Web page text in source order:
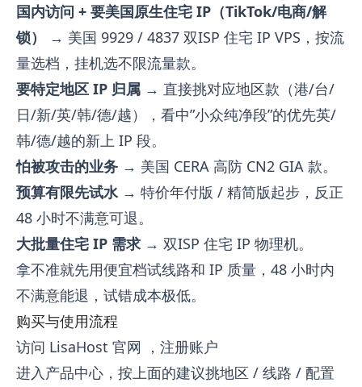
国内访问 + 要美国原生住宅 IP（TikTok/电商/解
锁）
→ 美国 9929 / 4837 双ISP 住宅 IP VPS，按流
量选档，挂机选不限流量款。
要特定地区 IP 归属 → 直接挑对应地区款（港/台/
日/新/英/韩/德/越），看中”小众纯净段”的优先英/
韩/德/越的新上 IP 段。
怕被攻击的业务 → 美国 CERA 高防 CN2 GIA 款。
预算有限先试水 → 特价年付版 / 精简版起步，反正
48 小时不满意可退。
大批量住宅 IP 需求 → 双ISP 住宅 IP 物理机。
拿不准就先用便宜档试线路和 IP 质量，48 小时内
不满意能退，试错成本极低。
购买与使用流程
访问 LisaHost 官网
，注册账户
进入产品中心，按上面的建议挑地区 / 线路 / 配置